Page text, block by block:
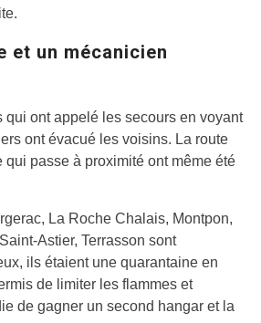
et un mécanicien
qui ont appelé les secours en voyant
ont évacué les voisins. La route
qui passe à proximité ont même été
La Roche Chalais, Montpon,
Astier, Terrasson sont
ils étaient une quarantaine en
de limiter les flammes et
de gagner un second hangar et la